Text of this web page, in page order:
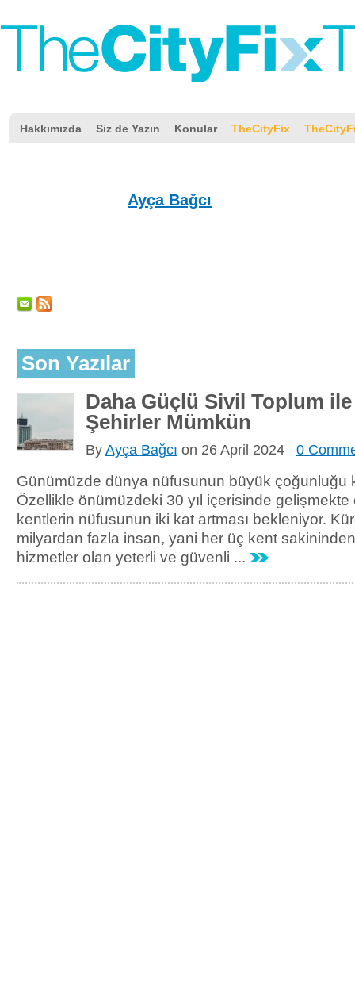
Hakkımızda Siz de Yazın Konular TheCityFix
Ayça Bağcı
Son Yazılar
Daha Güçlü Sivil Toplum
Şehirler Mümkün
By Ayça Bağcı on 26 April 2024 0
Günümüzde dünya nüfusunun büyük çoğunluğu
Özellikle önümüzdeki 30 yıl içerisinde
kentlerin nüfusunun iki kat artması bekleniyor.
milyardan fazla insan, yani her üç kent
hizmetler olan yeterli ve güvenli ...